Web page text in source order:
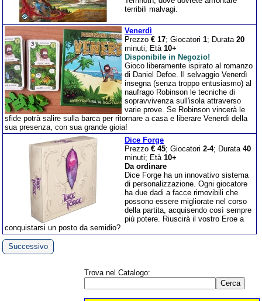
terribili malvagi.
Venerdì
Prezzo € 17; Giocatori 1; Durata 20
minuti; Età 10+
Disponibile in Negozio!
Gioco liberamente ispirato al romanzo
di Daniel Defoe. Il selvaggio Venerdì
insegna (senza troppo entusiasmo) al
naufrago Robinson le tecniche di
sopravvivenza sull'isola attraverso
varie prove. Se Robinson vincerà le
sfide potrà salire sulla barca per ritornare a casa e liberare Venerdì della
sua presenza, con sua grande gioia!
Dice Forge
Prezzo € 45; Giocatori 2-4; Durata 40
minuti; Età 10+
Da ordinare
Dice Forge ha un innovativo sistema
di personalizzazione. Ogni giocatore
ha due dadi a facce rimovibili che
possono essere migliorate nel corso
della partita, acquisendo così sempre
più potere. Riuscirà il vostro Eroe a
conquistarsi un posto da semidio?
Successivo
Trova nel Catalogo: